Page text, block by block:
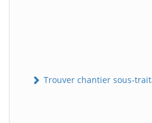
Trouver chantier sous-